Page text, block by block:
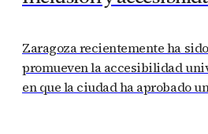
Zaragoza recientemente ha
promueven la accesibilidad
en que la ciudad ha aprobado